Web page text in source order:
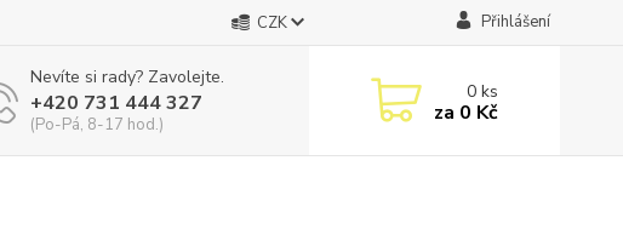
CZK Přihlášení
Nevíte si rady? Zavolejte.
+420 731 444 327
(Po-Pá, 8-17 hod.)
0ks
za 0 Kč